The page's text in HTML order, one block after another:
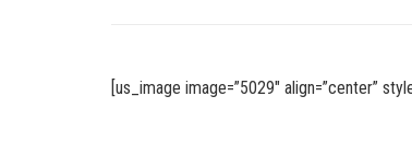
[us_image image=”5029″ align=”center”